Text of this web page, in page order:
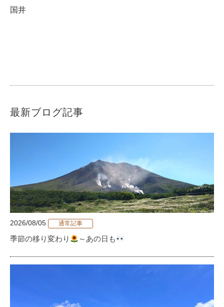
国井
最新ブログ記事
2026/08/05 通常記事
季節の移り変わり ～あの日も